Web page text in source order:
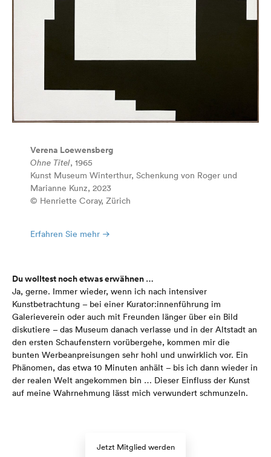
Verena Loewensberg
Ohne Titel, 1965
Kunst Museum Winterthur, Schenkung von Roger und
Marianne Kunz, 2023
© Henriette Coray, Zürich
Erfahren Sie mehr
Du wolltest noch etwas erwähnen …
Ja, gerne. Immer wieder, wenn ich nach intensiver
Kunstbetrachtung – bei einer Kurator:innenführung im
Galerieverein oder auch mit Freunden länger über ein Bild
diskutiere – das Museum danach verlasse und in der Altstadt an
den ersten Schaufenstern vorübergehe, kommen mir die
bunten Werbeanpreisungen sehr hohl und unwirklich vor. Ein
Phänomen, das etwa 10 Minuten anhält – bis ich dann wieder in
der realen Welt angekommen bin … Dieser Einfluss der Kunst
auf meine Wahrnehmung lässt mich verwundert schmunzeln.
Jetzt Mitglied werden